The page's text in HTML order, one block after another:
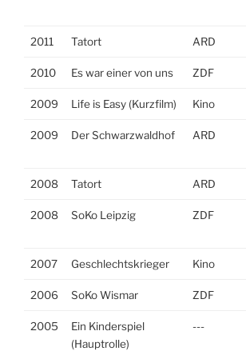
2011 Tatort ARD
2010 Es war einer von uns ZDF
2009 Life is Easy (Kurzfilm) Kino
2009 Der Schwarzwaldhof ARD
2008 Tatort ARD
2008 SoKo Leipzig ZDF
2007 Geschlechtskrieger Kino
2006 SoKo Wismar ZDF
2005
Ein Kinderspiel
(Hauptrolle)
---